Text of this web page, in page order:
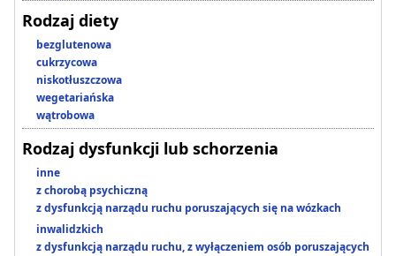
Rodzaj diety
bezglutenowa
cukrzycowa
niskotłuszczowa
wegetariańska
wątrobowa
Rodzaj dysfunkcji lub schorzenia
inne
z chorobą psychiczną
z dysfunkcją narządu ruchu poruszających się na wózkach
inwalidzkich
z dysfunkcją narządu ruchu, z wyłączeniem osób poruszających